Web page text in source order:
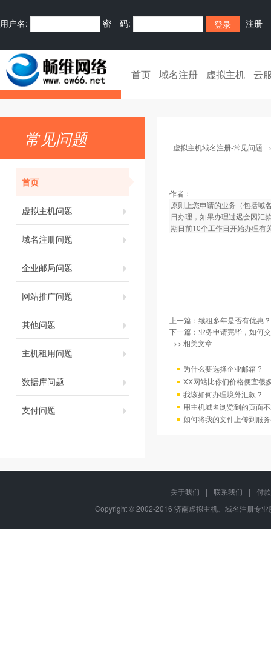
用户名: 密 码: 注册
首页 域名注册 虚拟主机 云
常见问题
首页
虚拟主机问题
域名注册问题
企业邮局问题
网站推广问题
其他问题
主机租用问题
数据库问题
支付问题
虚拟主机域名注册-常见问题
作者：
原则上您申请的业务（包括域
日办理，如果办理过迟会因汇
期日前10个工作日开始办理有
上一篇： 续租多年是否有优惠？
下一篇： 业务申请完毕，如何
>> 相关文章
为什么要选择企业邮箱 ?
XX网站比你们价格便宜很
我该如何办理境外汇款？
用主机域名浏览到的页面
如何将我的文件上传到服
关于我们 | 联系我们 |
付
Copyright © 2002-2016 济南虚拟主机、域名注册专